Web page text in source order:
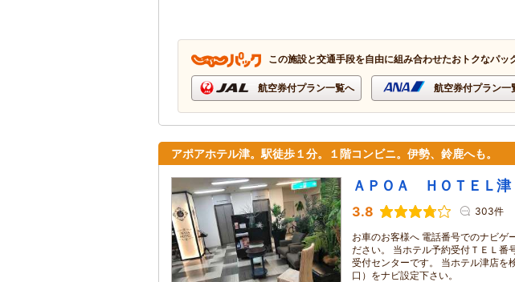
この施設と交通手段を自由に組み合わせたおトクなパッ
航空券付プラン一覧へ 航空券付プラン一
アポアホテル津。駅徒歩１分。１階コンビニ。伊勢、鈴鹿へも。
ＡＰＯＡ ＨＯＴＥＬ津
3.8 303件
お車のお客様へ 電話番号でのナビゲ
ださい。 当ホテル予約受付ＴＥＬ番
受付センターです。 当ホテル津店を
口）をナビ設定下さい。